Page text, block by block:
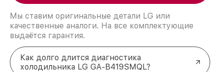
Мы ставим оригинальные детали LG или
качественные аналоги. На все комплектующие
выдаётся гарантия.
Как долго длится диагностика
холодильника LG GA-B419SMQL?